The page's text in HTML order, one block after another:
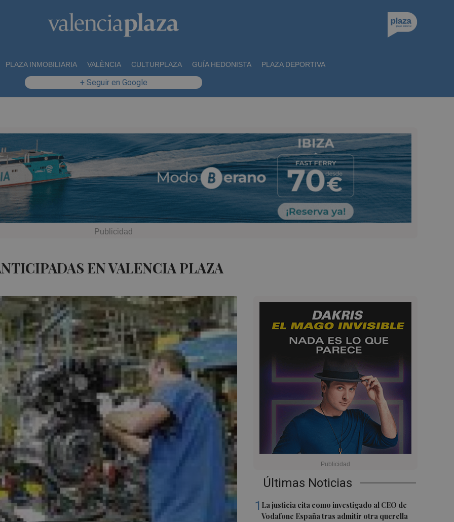
PLAZA INMOBILIARIA VALÈNCIA CULTURPLAZA GUÍA HEDONISTA PLAZA DEPORTIVA
+ Seguir en Google
EN VALENCIA PLAZA
Últimas Noticias
1 La justicia cita como investigado al CEO de
Vodafone España tras admitir otra querella